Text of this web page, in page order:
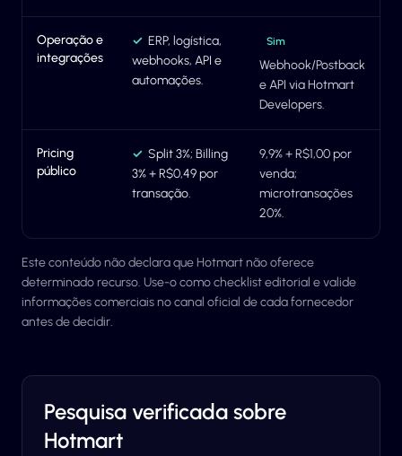
Operação e
integrações
✓ ERP, logística,
webhooks, API e
automações.
Sim
Webhook/Postback
e API via Hotmart
Developers.
Pricing
público
✓ Split 3%; Billing
3% + R$0,49 por
transação.
9,9% + R$1,00 por
venda;
microtransações
20%.
Este conteúdo não declara que Hotmart não oferece
determinado recurso. Use-o como checklist editorial e valide
informações comerciais no canal oficial de cada fornecedor
antes de decidir.
Pesquisa verificada sobre
Hotmart